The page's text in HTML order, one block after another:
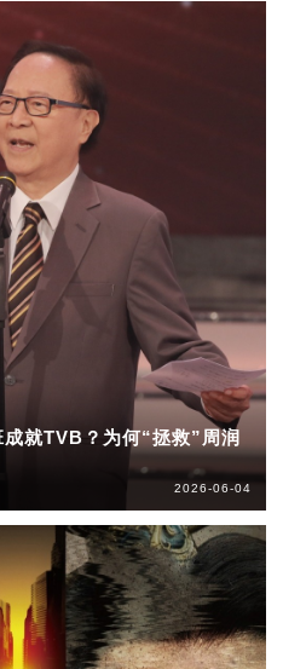
就TVB？为何“拯救”周润
2026-06-04